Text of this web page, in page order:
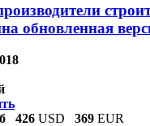
обновленная
426 USD 369 EUR